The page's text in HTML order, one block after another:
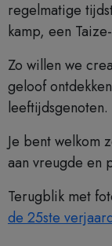
regelmatige
kamp, een
Zo willen we
geloof
leeftijdsgenoten.
Je bent welkom
aan vreugde en
Terugblik met
de 25ste